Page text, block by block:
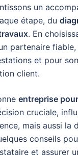
un
étape, du
. En
partenaire
et pour
client.
entreprise
cruciale,
mais aussi
conseils
et assurer